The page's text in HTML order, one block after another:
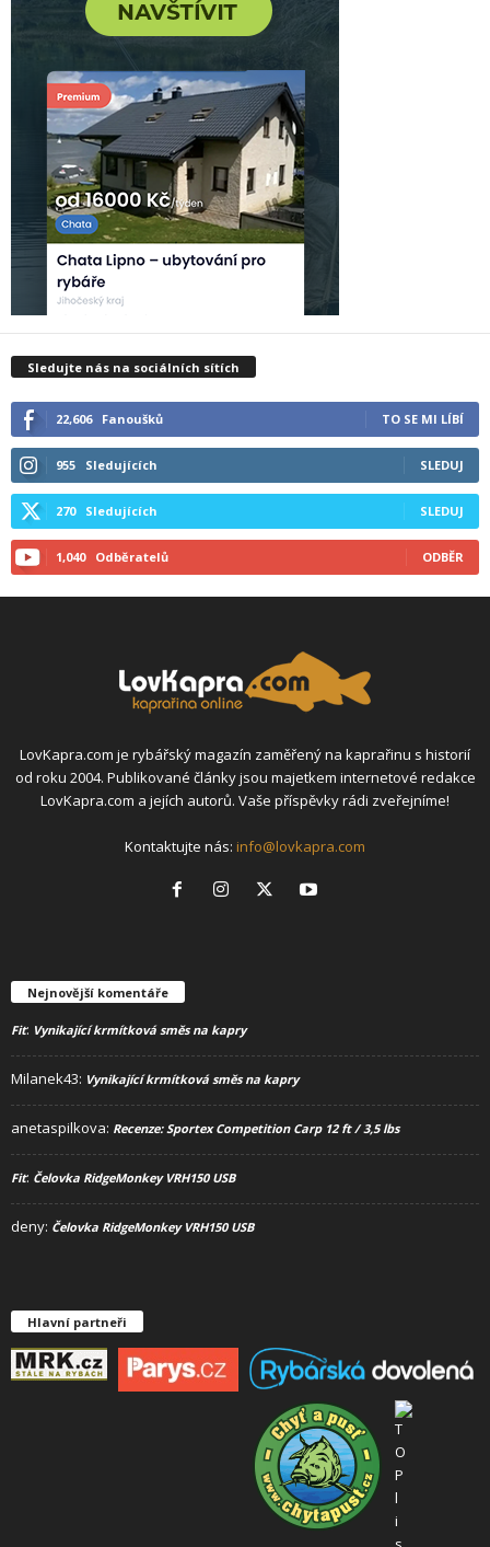
Sledujte nás na sociálních sítích
22,606 Fanoušků TO SE MI LÍBÍ
955 Sledujících SLEDUJ
270 Sledujících SLEDUJ
1,040 Odběratelů ODBĚR
LovKapra.com je rybářský magazín zaměřený na kaprařinu s historií
od roku 2004. Publikované články jsou majetkem internetové redakce
LovKapra.com a jejích autorů. Vaše příspěvky rádi zveřejníme!
Kontaktujte nás: info@lovkapra.com
Nejnovější komentáře
Fit: Vynikající krmítková směs na kapry
Milanek43: Vynikající krmítková směs na kapry
anetaspilkova: Recenze: Sportex Competition Carp 12 ft / 3,5 lbs
Fit: Čelovka RidgeMonkey VRH150 USB
deny: Čelovka RidgeMonkey VRH150 USB
Hlavní partneři